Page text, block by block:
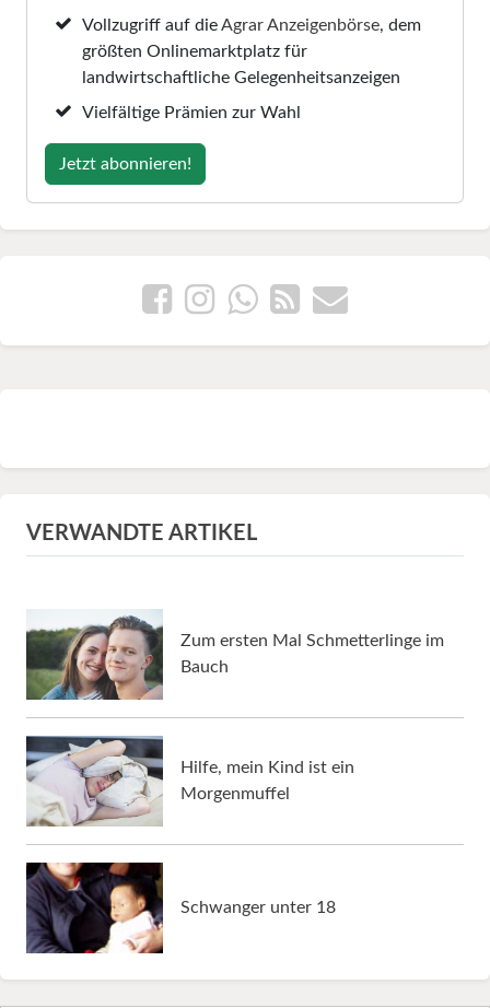
Vollzugriff auf dieAgrar Anzeigenbörse, dem
größten Onlinemarktplatz für
landwirtschaftliche Gelegenheitsanzeigen
Vielfältige Prämien zur Wahl
Jetzt abonnieren!
VERWANDTE ARTIKEL
Zum ersten Mal Schmetterlinge im
Bauch
Hilfe, mein Kind ist ein
Morgenmuffel
Schwanger unter 18